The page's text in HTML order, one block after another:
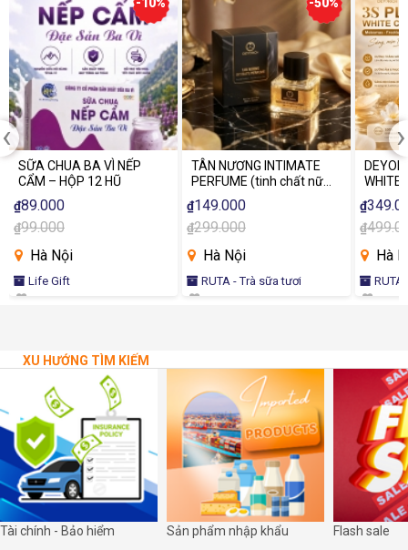
SỮA CHUA BA VÌ NẾP
CẨM – HỘP 12 HŨ
₫89.000
₫99.000
Hà Nội
Life Gift
TÂN NƯƠNG INTIMATE
PERFUME (tinh chất nữ
tính)
₫149.000
₫299.000
Hà Nội
RUTA - Trà sữa tươi
WHITE
₫
₫
Hà
RUTA
‹ ›
XU HƯỚNG TÌM KIẾM
Tài chính - Bảo hiểm Sản phẩm nhập khẩu Flash sale